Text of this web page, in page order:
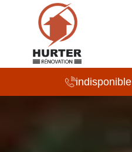
indisponible